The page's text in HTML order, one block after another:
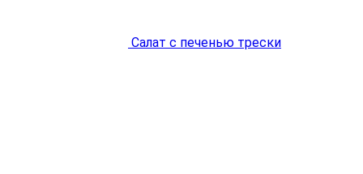
Салат с печенью трески